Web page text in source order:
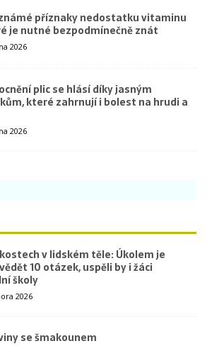
příznaky nedostatku vitaminu
je nutné bezpodmínečně znát
2026
plic se hlásí díky jasným
které zahrnují i bolest na hrudi a
2026
v lidském těle: Úkolem je
10 otázek, uspěli by i žáci
školy
2026
se šmakounem